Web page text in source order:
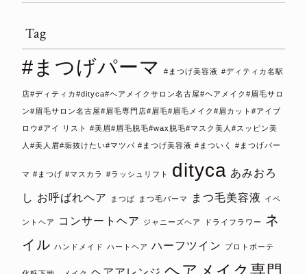
Tag
#まつげパーマ #まつげ美容液 #ディティカ名駅
店#ディティカ#dityca#ヘアメイクサロン名古屋#ヘアメイク#眉毛サロ
ン#眉毛サロン名古屋#眉毛専門店#眉毛#眉毛メイク#眉カット#アイブ
ロウ#アイ リスト #美眉#眉毛脱毛#wax脱毛#マスク美人#スッピン美
人#美人眉#垢抜けたい#マツパ #まつげ美容液 #まついく #まつげパー
マ #まつげ #マスカラ #ラッシュリフト dityca あみおろ
し お呼ばれヘア まつぱ まつ毛パーマ まつ毛美容液 イベ
ントヘア コンサートヘア ジャニーズヘア ドライフラワー
ネ
イル ハンドメイド ハートヘア ハーフツイン プロトボーテ